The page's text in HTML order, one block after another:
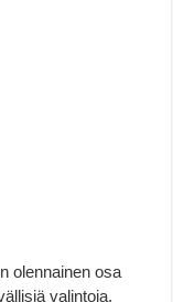
olennainen osa
valintoja.